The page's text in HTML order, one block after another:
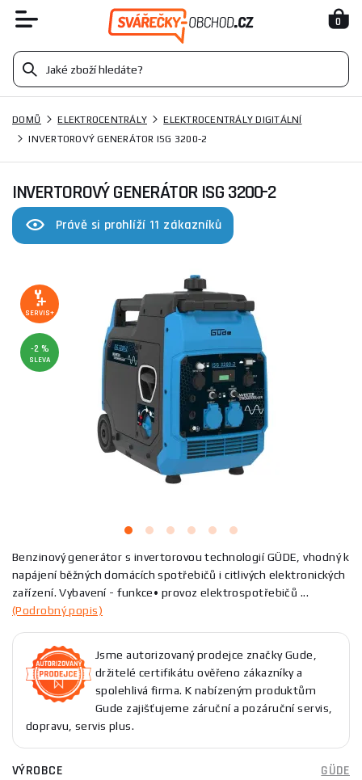
0
DOMŮ ELEKTROCENTRÁLY
ELEKTROCENTRÁLY DIGITÁLNÍ
INVERTOROVÝ GENERÁTOR ISG 3200-2
INVERTOROVÝ GENERÁTOR ISG 3200-2
Právě si prohlíží 11 zákazníků
SERVIS+
-2 %
SLEVA
Benzinový generátor s invertorovou technologií GÜDE, vhodný k
napájení běžných domácích spotřebičů i citlivých elektronických
zařízení. Vybavení - funkce• provoz elektrospotřebičů ...
(Podrobný popis)
Jsme autorizovaný prodejce značky Gude,
držitelé certifikátu ověřeno zákazníky a
spolehlivá firma. K nabízeným produktům
Gude zajišťujeme záruční a pozáruční servis,
dopravu, servis plus.
VÝROBCE
GÜDE